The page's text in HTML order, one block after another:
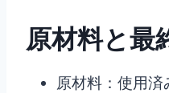
原材料と最
原材料：使用済